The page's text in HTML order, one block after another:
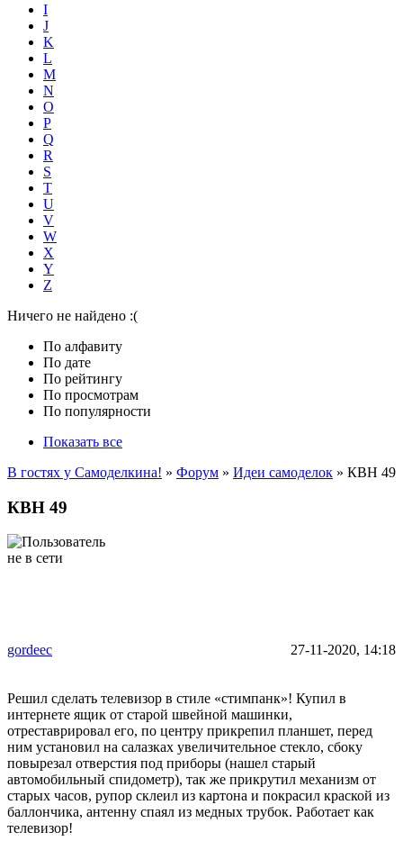
I
J
K
L
M
N
O
P
Q
R
S
T
U
V
W
X
Y
Z
Ничего не найдено :(
По алфавиту
По дате
По рейтингу
По просмотрам
По популярности
Показать все
В гостях у Самоделкина! » Форум » Идеи самоделок » КВН 49
КВН 49
gordeec 27-11-2020, 14:18
Решил сделать телевизор в стиле «стимпанк»! Купил в
интернете ящик от старой швейной машинки,
отреставрировал его, по центру прикрепил планшет, перед
ним установил на салазках увеличительное стекло, сбоку
повырезал отверстия под приборы (нашел старый
автомобильный спидометр), так же прикрутил механизм от
старых часов, рупор склеил из картона и покрасил краской из
баллончика, антенну спаял из медных трубок. Работает как
телевизор!